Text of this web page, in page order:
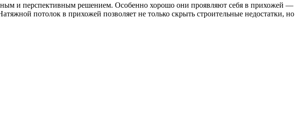
и перспективным решением. Особенно хорошо они проявляют себя в прихожей —
потолок в прихожей позволяет не только скрыть строительные недостатки, но